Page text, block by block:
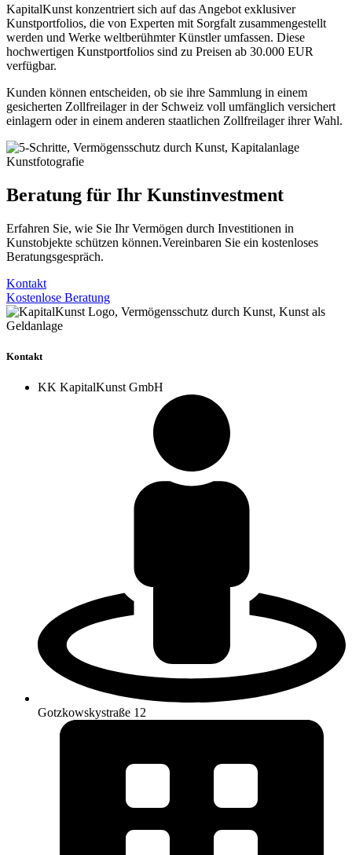
KapitalKunst konzentriert sich auf das Angebot exklusiver
Kunstportfolios, die von Experten mit Sorgfalt zusammengestellt
werden und Werke weltberühmter Künstler umfassen. Diese
hochwertigen Kunstportfolios sind zu Preisen ab 30.000 EUR
verfügbar.
Kunden können entscheiden, ob sie ihre Sammlung in einem
gesicherten Zollfreilager in der Schweiz voll umfänglich versichert
einlagern oder in einem anderen staatlichen Zollfreilager ihrer Wahl.
Beratung für Ihr Kunstinvestment
Erfahren Sie, wie Sie Ihr Vermögen durch Investitionen in
Kunstobjekte schützen können.Vereinbaren Sie ein kostenloses
Beratungsgespräch.
Kontakt
Kostenlose Beratung
Kontakt
KK KapitalKunst GmbH
Gotzkowskystraße 12